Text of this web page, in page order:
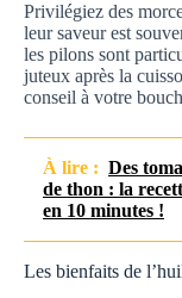
Privilégiez des
leur saveur est
les pilons sont
juteux après la
conseil à votre
À lire : Des
de thon : la
en 10 minutes !
Les bienfaits de